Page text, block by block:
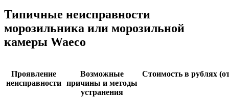
Типичные неисправности
морозильника или морозильной
камеры Waeco
Проявление
неисправности
Возможные
причины и методы
устранения
Стоимость в рублях